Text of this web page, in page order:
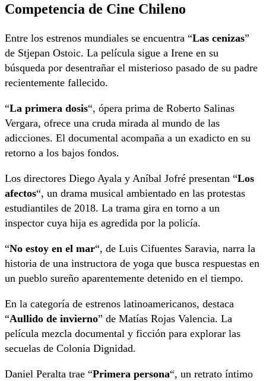
Competencia de Cine Chileno
Entre los estrenos mundiales se encuentra “Las cenizas”
de Stjepan Ostoic. La película sigue a Irene en su
búsqueda por desentrañar el misterioso pasado de su padre
recientemente fallecido.
“La primera dosis“, ópera prima de Roberto Salinas
Vergara, ofrece una cruda mirada al mundo de las
adicciones. El documental acompaña a un exadicto en su
retorno a los bajos fondos.
Los directores Diego Ayala y Aníbal Jofré presentan “Los
afectos“, un drama musical ambientado en las protestas
estudiantiles de 2018. La trama gira en torno a un
inspector cuya hija es agredida por la policía.
“No estoy en el mar“, de Luis Cifuentes Saravia, narra la
historia de una instructora de yoga que busca respuestas en
un pueblo sureño aparentemente detenido en el tiempo.
En la categoría de estrenos latinoamericanos, destaca
“Aullido de invierno” de Matías Rojas Valencia. La
película mezcla documental y ficción para explorar las
secuelas de Colonia Dignidad.
Daniel Peralta trae “Primera persona“, un retrato íntimo